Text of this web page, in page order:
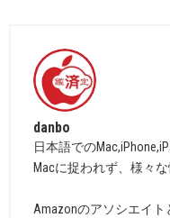
danbo
日本語での
Macに捉われず、様々
Amazonのアソシエイ